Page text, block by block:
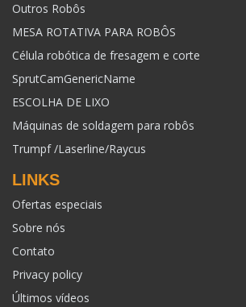
Outros Robôs
MESA ROTATIVA PARA ROBÔS
Célula robótica de fresagem e corte
SprutCamGenericName
ESCOLHA DE LIXO
Máquinas de soldagem para robôs
Trumpf /Laserline/Raycus
LINKS
Ofertas especiais
Sobre nós
Contato
Privacy policy
Últimos vídeos